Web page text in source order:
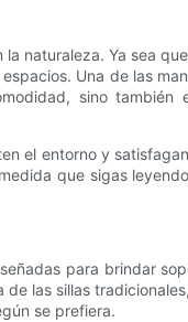
naturaleza. Ya sea
Una de las
sino también
el entorno y
que sigas
para brindar
las sillas
se prefiera.